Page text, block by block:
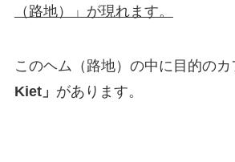
（路地）」が現れます。
このヘム（路地）の中に目的のカ
Kiet」 があります。